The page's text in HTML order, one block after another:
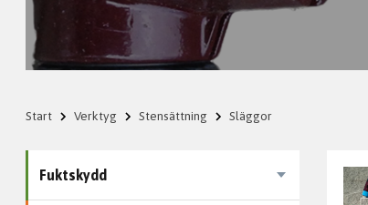
Start Verktyg Stensättning Släggor
Fuktskydd